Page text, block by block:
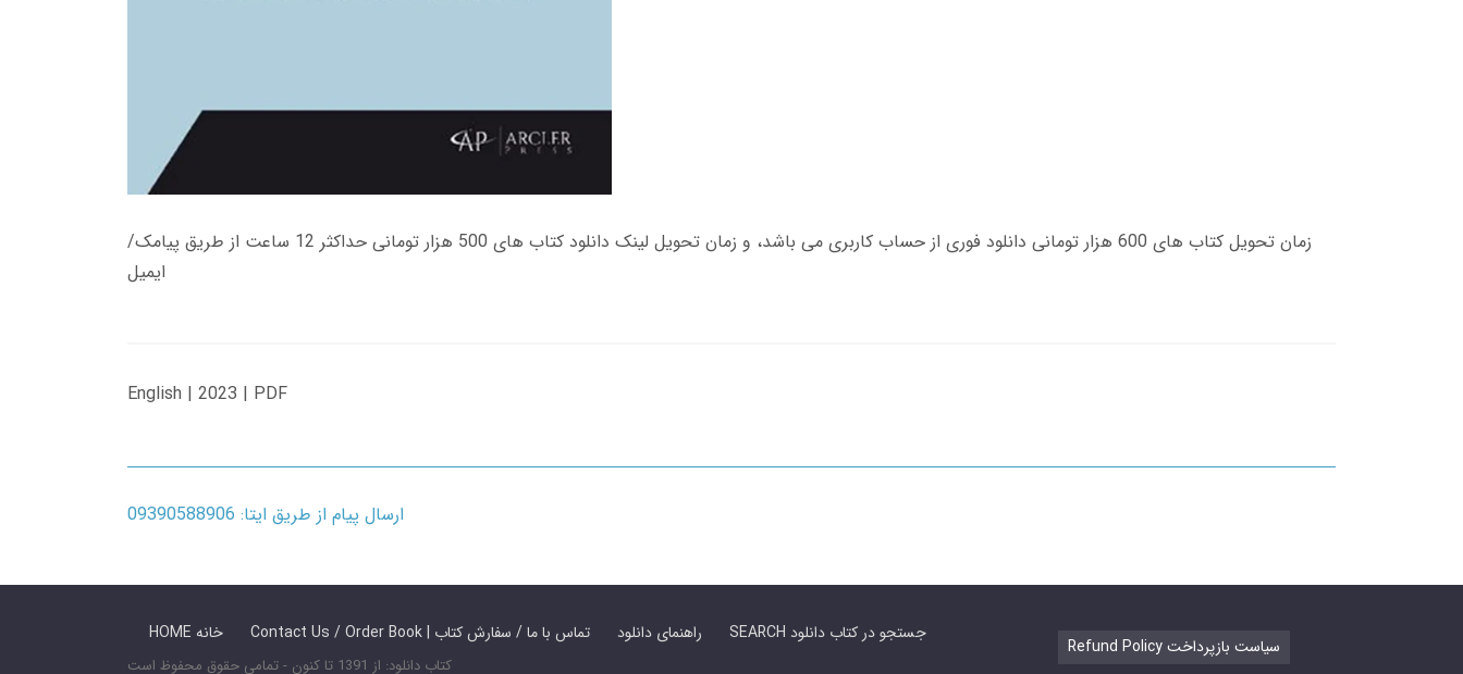
زمان تحویل کتاب های 600 هزار تومانی دانلود فوری از حساب کاربری می باشد، و زمان تحویل لینک دانلود کتاب های 500 هزار تومانی حداکثر 12 ساعت از طریق پیامک/
ایمیل
English | 2023 | PDF
ارسال پیام از طریق ایتا: 09390588906
HOME خانه Contact Us / Order Book | تماس با ما / سفارش کتاب راهنمای دانلود SEARCH جستجو در کتاب دانلود
کتاب دانلود: از 1391 تا کنون - تمامی حقوق محفوظ است
Refund Policy سیاست بازپرداخت